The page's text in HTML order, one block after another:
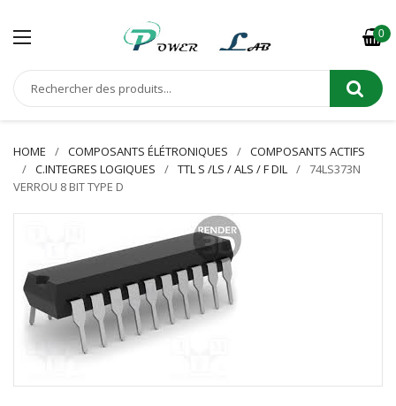
0
HOME COMPOSANTS ÉLÉTRONIQUES
COMPOSANTS ACTIFS
C.INTEGRES LOGIQUES
TTL S /LS / ALS / F DIL
74LS373N
VERROU 8 BIT TYPE D